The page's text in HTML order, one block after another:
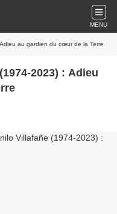
MENU
au gardien du cœur de la Terre
2023) : Adieu